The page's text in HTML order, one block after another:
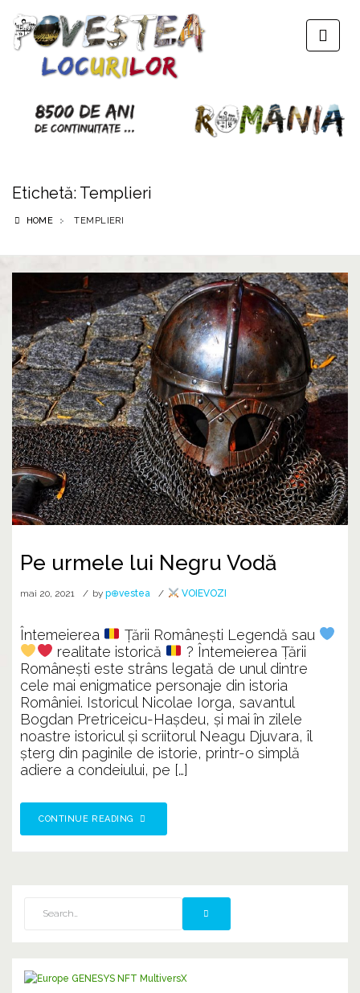
Etichetă: Templieri
HOME TEMPLIERI
Pe urmele lui Negru Vodă
mai 20, 2021 by p⊕vestea VOIEVOZI
Întemeierea
Ţării Româneşti Legendă sau
realitate istorică
? Întemeierea Ţării
Româneşti este strâns legată de unul dintre
cele mai enigmatice personaje din istoria
României. Istoricul Nicolae Iorga, savantul
Bogdan Pretriceicu-Haşdeu, şi mai în zilele
noastre istoricul şi scriitorul Neagu Djuvara, îl
şterg din paginile de istorie, printr-o simplă
adiere a condeiului, pe […]
CONTINUE READING